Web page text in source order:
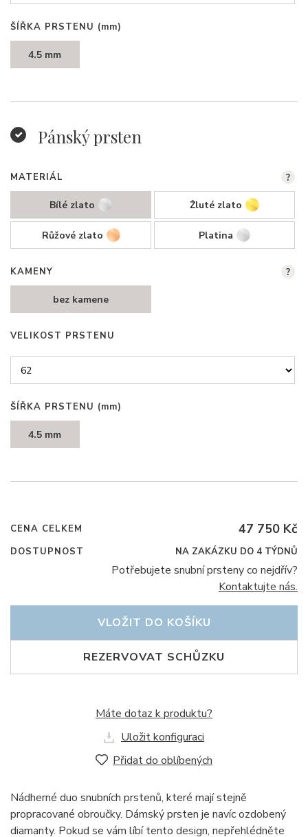
ŠÍŘKA PRSTENU (mm)
4.5 mm
Pánský prsten
MATERIÁL
Bílé zlato Žluté zlato
Růžové zlato Platina
?
KAMENY
bez kamene
?
VELIKOST PRSTENU
ŠÍŘKA PRSTENU (mm)
4.5 mm
CENA CELKEM 47 750 Kč
DOSTUPNOST NA ZAKÁZKU DO 4 TÝDNŮ
Potřebujete snubní prsteny co nejdřív?
Kontaktujte nás.
REZERVOVAT SCHŮZKU
VLOŽIT DO KOŠÍKU
Máte dotaz k produktu?
Uložit konfiguraci
Přidat do oblíbených
Nádherné duo snubních prstenů, které mají stejně
propracované obroučky. Dámský prsten je navíc ozdobený
diamanty. Pokud se vám líbí tento design, nepřehlédněte